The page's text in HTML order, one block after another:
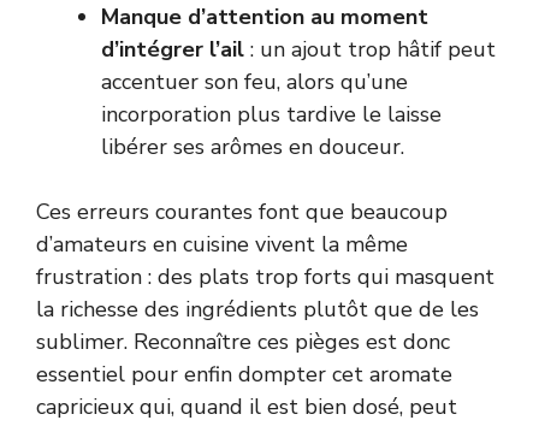
Manque d’attention au moment
d’intégrer l’ail : un ajout trop hâtif peut
accentuer son feu, alors qu’une
incorporation plus tardive le laisse
libérer ses arômes en douceur.
Ces erreurs courantes font que beaucoup
d’amateurs en cuisine vivent la même
frustration : des plats trop forts qui masquent
la richesse des ingrédients plutôt que de les
sublimer. Reconnaître ces pièges est donc
essentiel pour enfin dompter cet aromate
capricieux qui, quand il est bien dosé, peut